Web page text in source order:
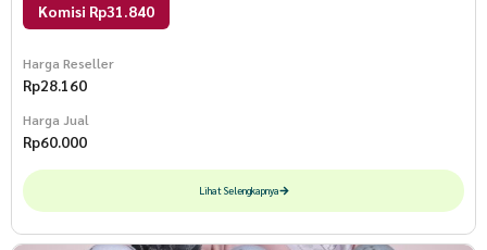
Komisi Rp31.840
Harga Reseller
Rp28.160
Harga Jual
Rp60.000
Lihat Selengkapnya